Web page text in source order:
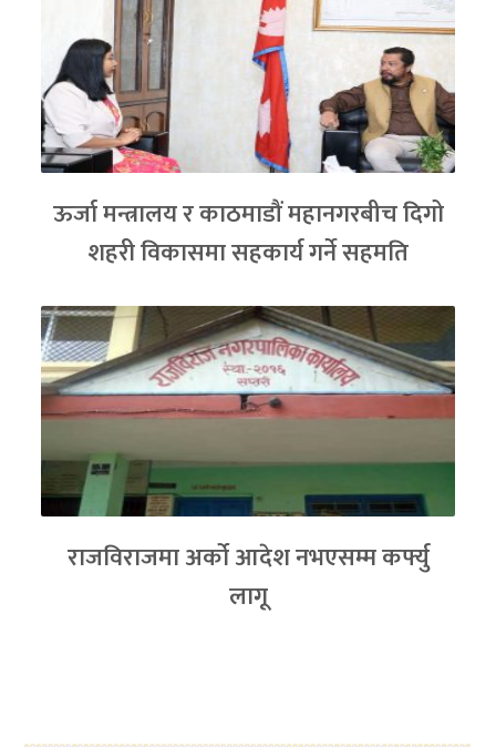
ऊर्जा मन्त्रालय र काठमाडौं महानगरबीच दिगो
शहरी विकासमा सहकार्य गर्ने सहमति
राजविराजमा अर्को आदेश नभएसम्म कर्फ्यु
लागू